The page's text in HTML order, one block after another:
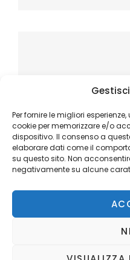
Per fornire le migliori
cookie per memorizzare e/o
dispositivo. Il consenso a
elaborare dati come il
su questo sito. Non
negativamente su alcune